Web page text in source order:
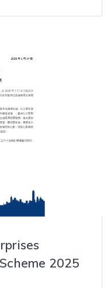
2025